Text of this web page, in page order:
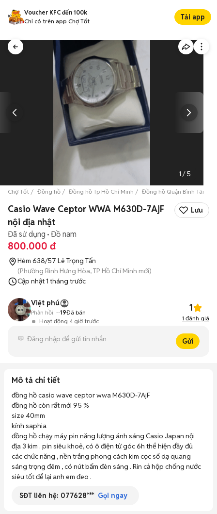
Voucher KFC đến 100k
Chỉ có trên app Chợ Tốt
Tải app
1 /5
Chợ Tốt Đồng hồ Đồng hồ Tp Hồ Chí Minh Đồng hồ Quận Bình Tân
Casio Wave Ceptor WWA M630D-7AjF
nội địa nhật
Lưu
Đã sử dụng Đồ nam
800.000 đ
Hẻm 638/57 Lê Trọng Tấn
(Phường Bình Hưng Hòa, TP Hồ Chí Minh mới)
Cập nhật1 tháng trước
Việt phú
Hoạt động 4 giờ trước
Phản hồi: --19Đã bán 1
1 đánh giá
Gửi
Mô tả chi tiết
đồng hồ casio wave ceptor wwa M630D-7AjF
đồng hồ còn rất mới 95 %
size 40mm
kính saphia
đồng hồ chạy máy pin năng lượng ánh sáng Casio Japan nội
địa 3 kim . pin siêu khoẻ, có ô điện tử góc 6h thể hiện đầy đủ
các chức năng , nền trắng phong cách kim cọc số dạ quang
sáng trọng đêm , có nút bấm đèn sáng . Rin cả hộp chống nước
siêu tốt để lại anh em đeo .
SĐT liên hệ: 077628*** Gọi ngay